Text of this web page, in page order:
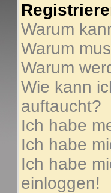
Warum
Warum
Warum
Wie kann
auftaucht?
Ich habe
Ich habe
Ich habe
einloggen!